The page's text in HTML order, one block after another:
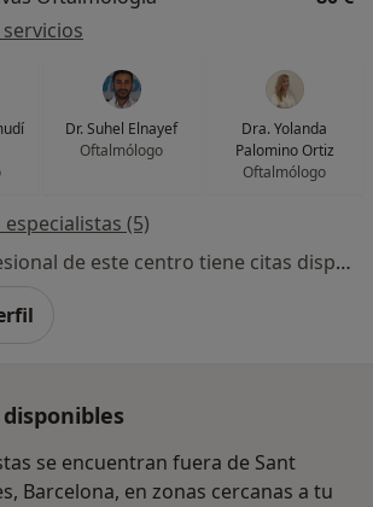
Dr. Suhel Elnayef
Oftalmólogo
Dra. Yolanda
Palomino Ortiz
Oftalmólogo
(5)
Ningún profesional de este centro tiene citas disponibles
se encuentran fuera de Sant
Barcelona, en zonas cercanas a tu